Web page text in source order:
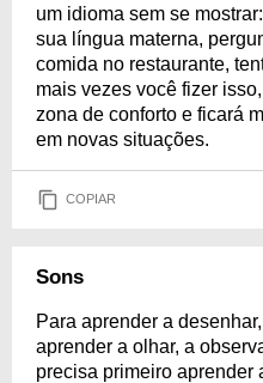
um idioma sem se
sua língua materna,
comida no restaurante,
mais vezes você fizer
zona de conforto e ficará
em novas situações.
COPIAR
Sons
Para aprender a
aprender a olhar, a
precisa primeiro aprender